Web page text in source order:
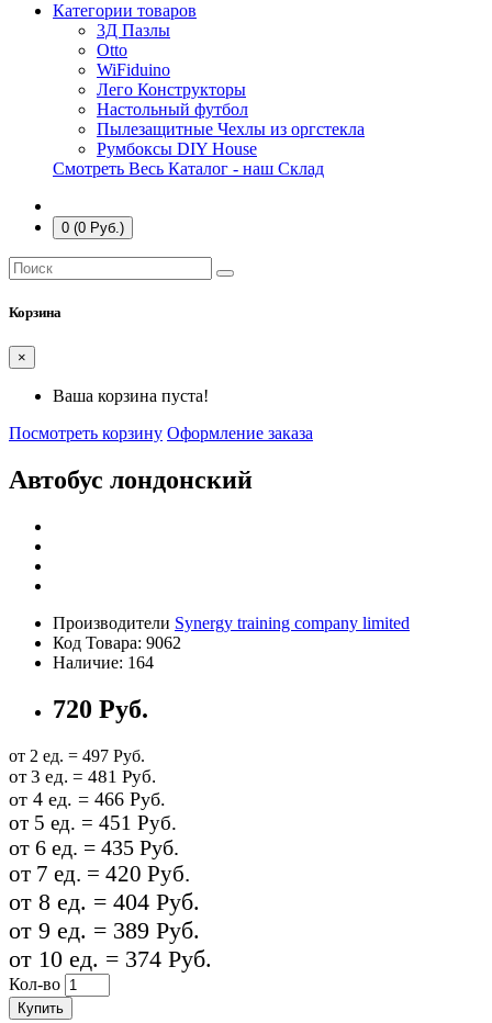
Категории товаров
3Д Пазлы
Otto
WiFiduino
Лего Конструкторы
Настольный футбол
Пылезащитные Чехлы из оргстекла
Румбоксы DIY House
Смотреть Весь Каталог - наш Склад
0 (0 Руб.)
Корзина
×
Ваша корзина пуста!
Посмотреть корзину Оформление заказа
Автобус лондонский
Производители Synergy training company limited
Код Товара: 9062
Наличие: 164
720 Руб.
от 2 ед. = 497 Руб.
от 3 ед. = 481 Руб.
от 4 ед. = 466 Руб.
от 5 ед. = 451 Руб.
от 6 ед. = 435 Руб.
от 7 ед. = 420 Руб.
от 8 ед. = 404 Руб.
от 9 ед. = 389 Руб.
от 10 ед. = 374 Руб.
Кол-во
Купить